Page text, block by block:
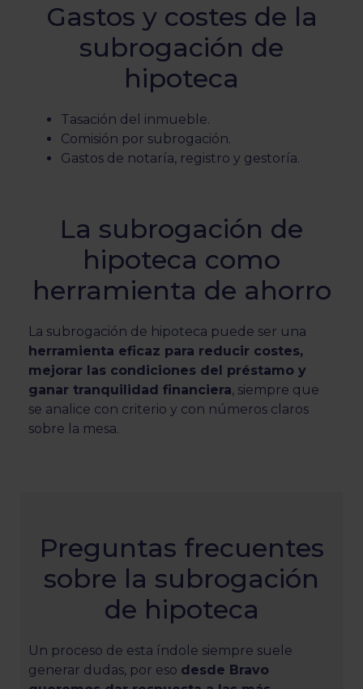
Gastos y costes de la
subrogación de
hipoteca
Tasación del inmueble.
Comisión por subrogación.
Gastos de notaría, registro y gestoría.
La subrogación de
hipoteca como
herramienta de ahorro
La subrogación de hipoteca puede ser una
herramienta eficaz para reducir costes,
mejorar las condiciones del préstamo y
ganar tranquilidad financiera, siempre que
se analice con criterio y con números claros
sobre la mesa.
Preguntas frecuentes
sobre la subrogación
de hipoteca
Un proceso de esta índole siempre suele
generar dudas, por eso desde Bravo